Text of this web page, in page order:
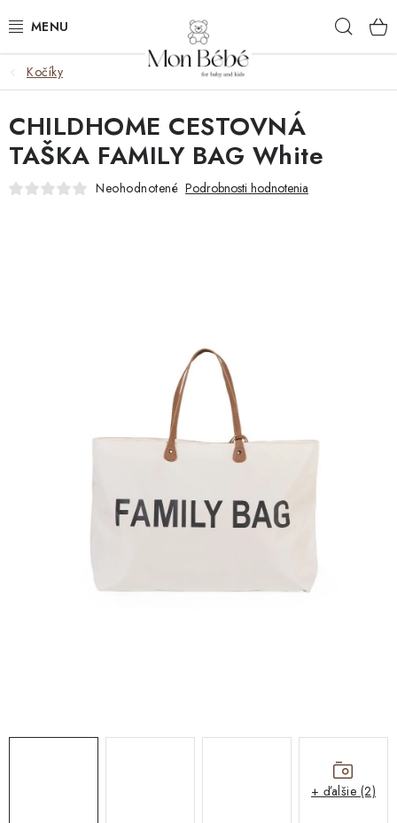
na
ZĽAVY
OBLEČENIE
VÝBAVA
Všeobecné obchodné podmienky
Reklamačný poriadok
Reklamačný formulár
Formulár na odstúpenie od zmluvy
Moja objednávka
Kočíky
CHILDHOME CESTOVNÁ
TAŠKA FAMILY BAG White
Neohodnotené Podrobnosti hodnotenia
+ ďalšie (2)